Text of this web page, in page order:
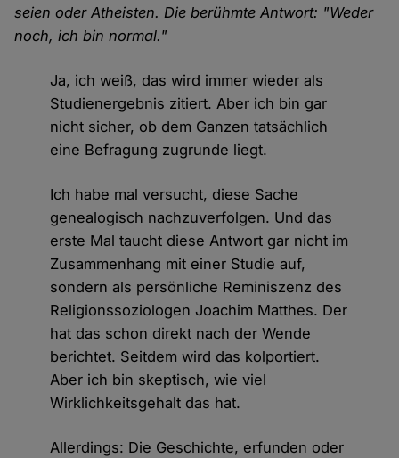
seien oder Atheisten. Die berühmte Antwort: "Weder
noch, ich bin normal."
Ja, ich weiß, das wird immer wieder als
Studienergebnis zitiert. Aber ich bin gar
nicht sicher, ob dem Ganzen tatsächlich
eine Befragung zugrunde liegt.
Ich habe mal versucht, diese Sache
genealogisch nachzuverfolgen. Und das
erste Mal taucht diese Antwort gar nicht im
Zusammenhang mit einer Studie auf,
sondern als persönliche Reminiszenz des
Religionssoziologen Joachim Matthes. Der
hat das schon direkt nach der Wende
berichtet. Seitdem wird das kolportiert.
Aber ich bin skeptisch, wie viel
Wirklichkeitsgehalt das hat.
Allerdings: Die Geschichte, erfunden oder